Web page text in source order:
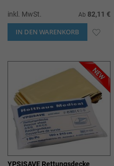
inkl. MwSt. Ab 82,11 €
IN DEN WARENKORB ZUR
YPSISAVE Rettungsdecke